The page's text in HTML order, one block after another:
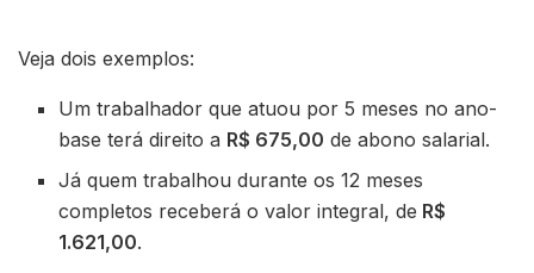
Veja dois exemplos:
Um trabalhador que atuou por 5 meses no ano-
base terá direito a R$ 675,00 de abono salarial.
Já quem trabalhou durante os 12 meses
completos receberá o valor integral, de R$
1.621,00.